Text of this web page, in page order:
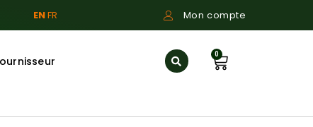
ENFR Mon compte
0